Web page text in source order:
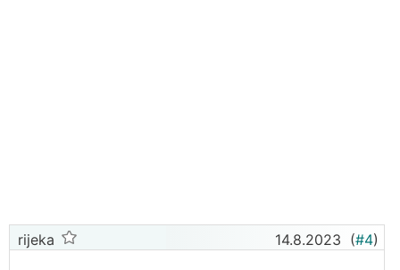
rijeka 14.8.2023 (#4)